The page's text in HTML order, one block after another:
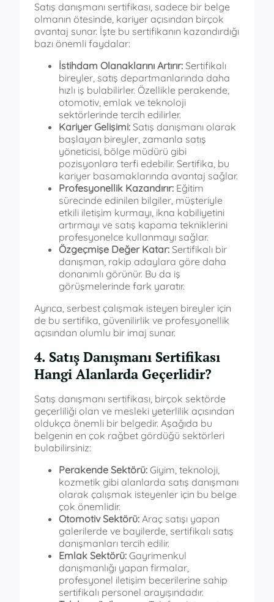
Satış danışmanı sertifikası, sadece bir belge
olmanın ötesinde, kariyer açısından birçok
avantaj sunar. İşte bu sertifikanın kazandırdığı
bazı önemli faydalar:
İstihdam Olanaklarını Artırır: Sertifikalı
bireyler, satış departmanlarında daha
hızlı iş bulabilirler. Özellikle perakende,
otomotiv, emlak ve teknoloji
sektörlerinde tercih edilirler.
Kariyer Gelişimi: Satış danışmanı olarak
başlayan bireyler, zamanla satış
yöneticisi, bölge müdürü gibi
pozisyonlara terfi edebilir. Sertifika, bu
kariyer basamaklarında avantaj sağlar.
Profesyonellik Kazandırır: Eğitim
sürecinde edinilen bilgiler, müşteriyle
etkili iletişim kurmayı, ikna kabiliyetini
artırmayı ve satış kapama tekniklerini
profesyonelce kullanmayı sağlar.
Özgeçmişe Değer Katar: Sertifikalı bir
danışman, rakip adaylara göre daha
donanımlı görünür. Bu da iş
görüşmelerinde fark yaratır.
Ayrıca, serbest çalışmak isteyen bireyler için
de bu sertifika, güvenilirlik ve profesyonellik
açısından olumlu bir imaj sunar.
4. Satış Danışmanı Sertifikası
Hangi Alanlarda Geçerlidir?
Satış danışmanı sertifikası, birçok sektörde
geçerliliği olan ve mesleki yeterlilik açısından
oldukça önemli bir belgedir. Aşağıda bu
belgenin en çok rağbet gördüğü sektörleri
bulabilirsiniz:
Perakende Sektörü: Giyim, teknoloji,
kozmetik gibi alanlarda satış danışmanı
olarak çalışmak isteyenler için bu belge
çok önemlidir.
Otomotiv Sektörü: Araç satışı yapan
galerilerde ve bayilerde, sertifikalı satış
danışmanları tercih edilir.
Emlak Sektörü: Gayrimenkul
danışmanlığı yapan firmalar,
profesyonel iletişim becerilerine sahip
sertifikalı personel arayışındadır.